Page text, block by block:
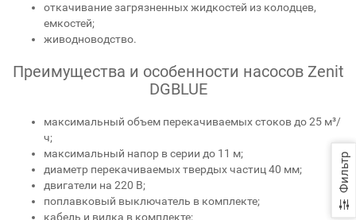
Фильтр
откачивание загрязненных жидкостей из колодцев,
емкостей;
живодноводство.
Преимущества и особенности насосов Zenit
DGBLUE
максимальный объем перекачиваемых стоков до 25 м³/
ч;
максимальный напор в серии до 11 м;
диаметр перекачиваемых твердых частиц 40 мм;
двигатели на 220 В;
поплавковый выключатель в комплекте;
кабель и вилка в комплекте;